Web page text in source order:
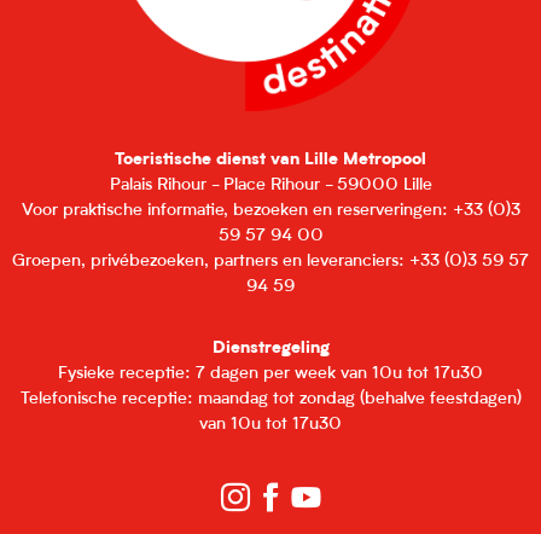
Toeristische dienst van Lille Metropool
Palais Rihour - Place Rihour - 59000 Lille
Voor praktische informatie, bezoeken en reserveringen: +33 (0)3
59 57 94 00
Groepen, privébezoeken, partners en leveranciers: +33 (0)3 59 57
94 59
Dienstregeling
Fysieke receptie: 7 dagen per week van 10u tot 17u30
Telefonische receptie: maandag tot zondag (behalve feestdagen)
van 10u tot 17u30